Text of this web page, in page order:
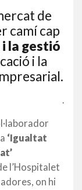
de
camí cap
la gestió
i la
.
‘Igualtat
l’Hospitalet
on hi